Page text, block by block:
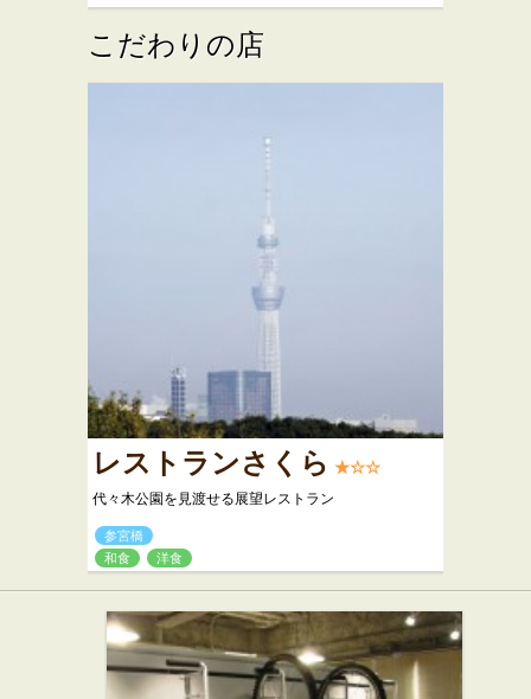
こだわりの店
レストランさくら ★☆☆
代々木公園を見渡せる展望レストラン
参宮橋
和食
洋食